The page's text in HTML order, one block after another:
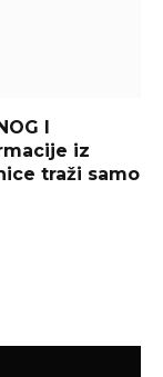
I
iz
traži samo